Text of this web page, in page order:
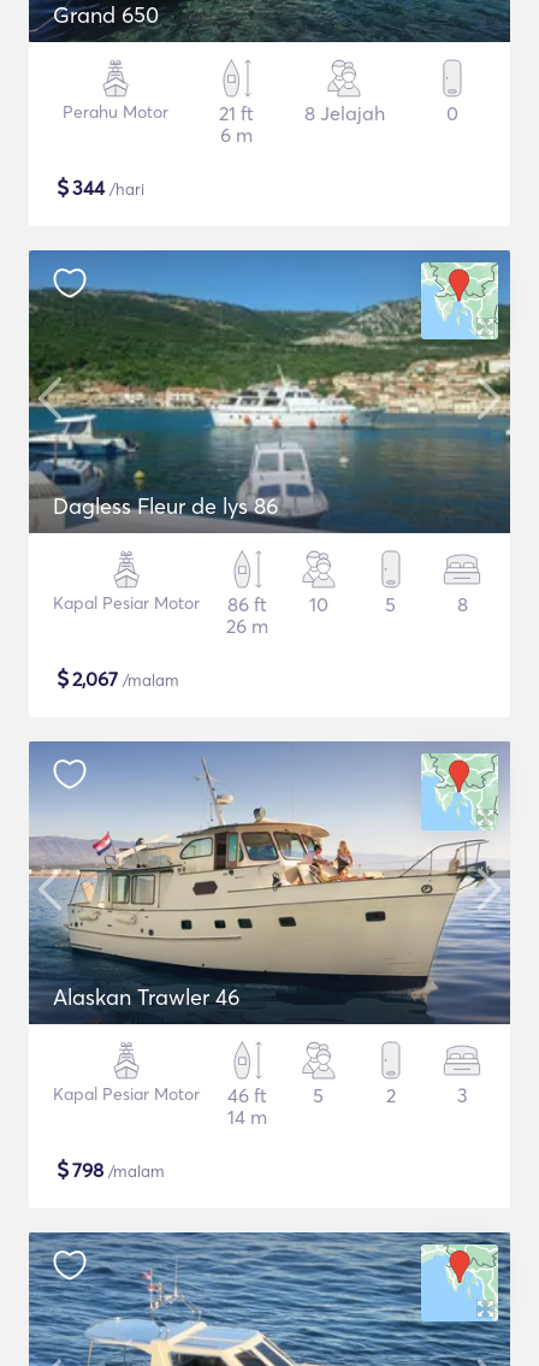
Grand 650
Perahu Motor
21 ft
6 m
8 Jelajah 0
$344/hari
Dagless Fleur de lys 86
Kapal Pesiar Motor
86 ft
26 m
10 5 8
$2,067 /malam
Alaskan Trawler 46
Kapal Pesiar Motor
46 ft
14 m
5 2 3
$798 /malam